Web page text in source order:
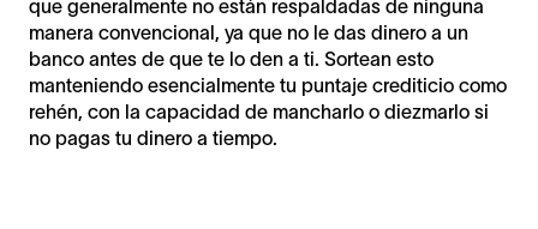
que generalmente no están respaldadas de ninguna
manera convencional, ya que no le das dinero a un
banco antes de que te lo den a ti. Sortean esto
manteniendo esencialmente tu puntaje crediticio como
rehén, con la capacidad de mancharlo o diezmarlo si
no pagas tu dinero a tiempo.